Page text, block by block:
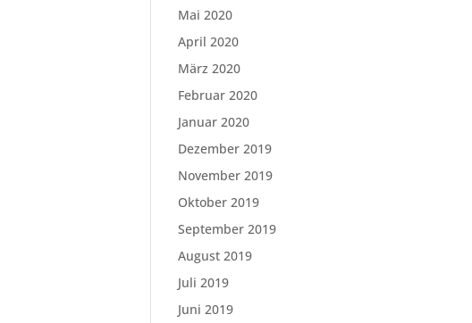
Mai 2020
April 2020
März 2020
Februar 2020
Januar 2020
Dezember 2019
November 2019
Oktober 2019
September 2019
August 2019
Juli 2019
Juni 2019